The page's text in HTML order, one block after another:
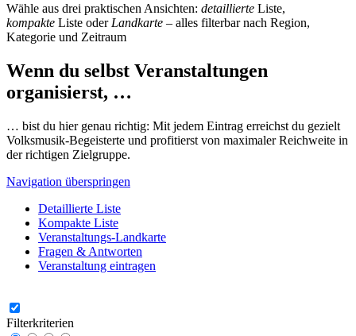
Wähle aus drei praktischen Ansichten: detaillierte Liste,
kompakte Liste oder Landkarte – alles filterbar nach Region,
Kategorie und Zeitraum
Wenn du selbst Veranstaltungen
organisierst, …
… bist du hier genau richtig: Mit jedem Eintrag erreichst du gezielt
Volksmusik-Begeisterte und profitierst von maximaler Reichweite in
der richtigen Zielgruppe.
Navigation überspringen
Detaillierte Liste
Kompakte Liste
Veranstaltungs-Landkarte
Fragen & Antworten
Veranstaltung eintragen
Filterkriterien